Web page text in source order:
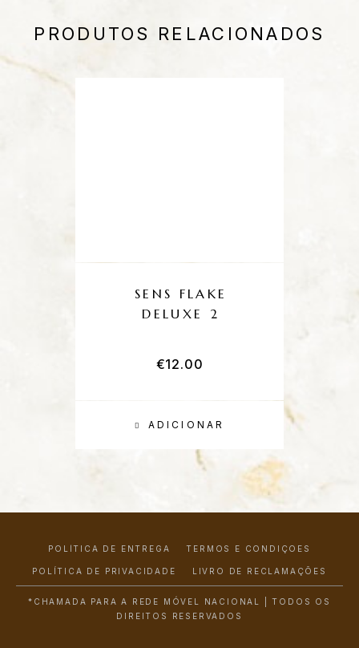
PRODUTOS RELACIONADOS
ADICIONAR
SENS FLAKE
DELUXE 2
€12.00
POLÍTICA DE ENTREGA TERMOS E CONDIÇÕES
POLÍTICA DE PRIVACIDADE LIVRO DE RECLAMAÇÕES
*CHAMADA PARA A REDE MÓVEL NACIONAL | TODOS OS
DIREITOS RESERVADOS